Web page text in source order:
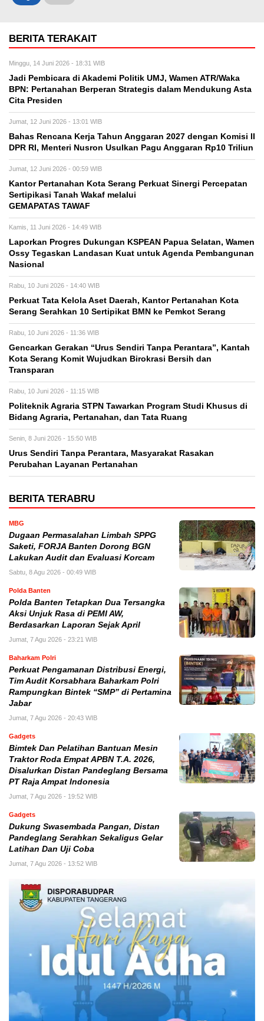
BERITA TERAKAIT
Minggu, 14 Juni 2026 - 18:31 WIB
Jadi Pembicara di Akademi Politik UMJ, Wamen ATR/Waka
BPN: Pertanahan Berperan Strategis dalam Mendukung Asta
Cita Presiden
Jumat, 12 Juni 2026 - 13:01 WIB
Bahas Rencana Kerja Tahun Anggaran 2027 dengan Komisi II
DPR RI, Menteri Nusron Usulkan Pagu Anggaran Rp10 Triliun
Jumat, 12 Juni 2026 - 00:59 WIB
Kantor Pertanahan Kota Serang Perkuat Sinergi Percepatan
Sertipikasi Tanah Wakaf melalui
GEMAPATAS TAWAF
Kamis, 11 Juni 2026 - 14:49 WIB
Laporkan Progres Dukungan KSPEAN Papua Selatan, Wamen
Ossy Tegaskan Landasan Kuat untuk Agenda Pembangunan
Nasional
Rabu, 10 Juni 2026 - 14:40 WIB
Perkuat Tata Kelola Aset Daerah, Kantor Pertanahan Kota
Serang Serahkan 10 Sertipikat BMN ke Pemkot Serang
Rabu, 10 Juni 2026 - 11:36 WIB
Gencarkan Gerakan “Urus Sendiri Tanpa Perantara”, Kantah
Kota Serang Komit Wujudkan Birokrasi Bersih dan
Transparan
Rabu, 10 Juni 2026 - 11:15 WIB
Politeknik Agraria STPN Tawarkan Program Studi Khusus di
Bidang Agraria, Pertanahan, dan Tata Ruang
Senin, 8 Juni 2026 - 15:50 WIB
Urus Sendiri Tanpa Perantara, Masyarakat Rasakan
Perubahan Layanan Pertanahan
BERITA TERABRU
MBG
Dugaan Permasalahan Limbah SPPG
Saketi, FORJA Banten Dorong BGN
Lakukan Audit dan Evaluasi Korcam
Sabtu, 8 Agu 2026 - 00:49 WIB
Polda Banten
Polda Banten Tetapkan Dua Tersangka
Aksi Unjuk Rasa di PEMI AW,
Berdasarkan Laporan Sejak April
Jumat, 7 Agu 2026 - 23:21 WIB
Baharkam Polri
Perkuat Pengamanan Distribusi Energi,
Tim Audit Korsabhara Baharkam Polri
Rampungkan Bintek “SMP” di Pertamina
Jabar
Jumat, 7 Agu 2026 - 20:43 WIB
Gadgets
Bimtek Dan Pelatihan Bantuan Mesin
Traktor Roda Empat APBN T.A. 2026,
Disalurkan Distan Pandeglang Bersama
PT Raja Ampat Indonesia
Jumat, 7 Agu 2026 - 19:52 WIB
Gadgets
Dukung Swasembada Pangan, Distan
Pandeglang Serahkan Sekaligus Gelar
Latihan Dan Uji Coba
Jumat, 7 Agu 2026 - 13:52 WIB